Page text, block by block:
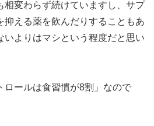
相変わらず続けていますし、サプ
抑える薬を飲んだりすることもあ
いよりはマシという程度だと思い
ロールは食習慣が8割」なので